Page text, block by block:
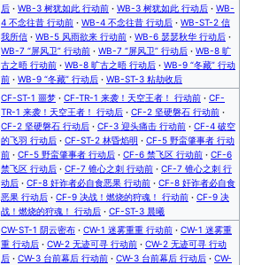
后 · WB-3 树犹如此 行动前 · WB-3 树犹如此 行动后 · WB-
4 不念往昔 行动前 · WB-4 不念往昔 行动后 · WB-ST-2 信
我所信 · WB-5 风雨欲来 行动前 · WB-6 瑟瑟秋华 行动后 ·
WB-7 “屏风卫” 行动前 · WB-7 “屏风卫” 行动后 · WB-8 旷
古之晤 行动前 · WB-8 旷古之晤 行动后 · WB-9 “冬藏” 行动
前 · WB-9 “冬藏” 行动后 · WB-ST-3 粘劫收后
CF-ST-1 噩梦 · CF-TR-1 来袭！天空王者！ 行动前 · CF-
TR-1 来袭！天空王者！ 行动后 · CF-2 坚硬磐石 行动前 ·
CF-2 坚硬磐石 行动后 · CF-3 迎头痛击 行动前 · CF-4 破空
的飞羽 行动后 · CF-ST-2 林昏焰明 · CF-5 野蛮肇事者 行动
前 · CF-5 野蛮肇事者 行动后 · CF-6 禁飞区 行动前 · CF-6
禁飞区 行动后 · CF-7 锥心之刺 行动前 · CF-7 锥心之刺 行
动后 · CF-8 奸诈者必自食恶果 行动前 · CF-8 奸诈者必自食
恶果 行动后 · CF-9 决战！燃烧的狩魂！ 行动前 · CF-9 决
战！燃烧的狩魂！ 行动后 · CF-ST-3 晨曦
CW-ST-1 阴云密布 · CW-1 迷雾重重 行动前 · CW-1 迷雾重
重 行动后 · CW-2 无迹可寻 行动前 · CW-2 无迹可寻 行动
后 · CW-3 台前幕后 行动前 · CW-3 台前幕后 行动后 · CW-